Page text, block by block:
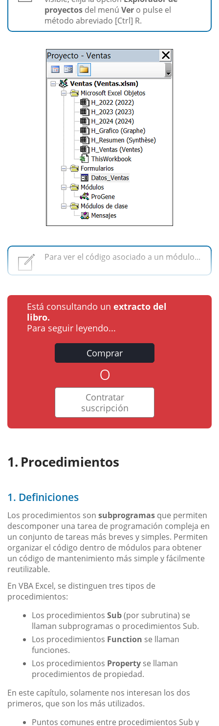
proyectos del menú Ver o pulse el
método abreviado [Ctrl] R.
Para ver el código asociado a un módulo...
Está consultando un extracto del
libro.
Para seguir leyendo...
Comprar
o
Contratar
suscripción
Procedimientos
1. Definiciones
Los procedimientos son subprogramas que permiten
descomponer una tarea de programación compleja en
un conjunto de tareas más breves y simples. Permiten
organizar el código dentro de módulos para obtener
un código de mantenimiento más simple y fácilmente
reutilizable.
En VBA Excel, se distinguen tres tipos de
procedimientos:
Los procedimientos Sub(por subrutina) se
llaman subprogramas o procedimientos Sub.
Los procedimientos Function se llaman
funciones.
Los procedimientos Property se llaman
procedimientos de propiedad.
En este capítulo, solamente nos interesan los dos
primeros, que son los más utilizados.
Puntos comunes entre procedimientos Sub y